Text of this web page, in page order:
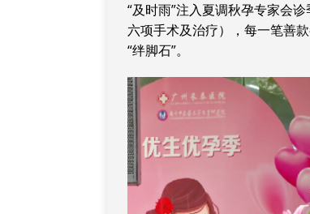
“及时雨”注入夏调秋孕专家会
六项手术及治疗），每一笔善
“绊脚石”。